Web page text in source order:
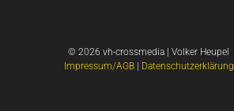
© 2026 vh-crossmedia | Volker Heupel
Impressum/AGB| Datenschutzerklärung